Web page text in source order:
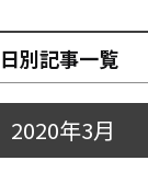
日別記事一覧
2020年3月